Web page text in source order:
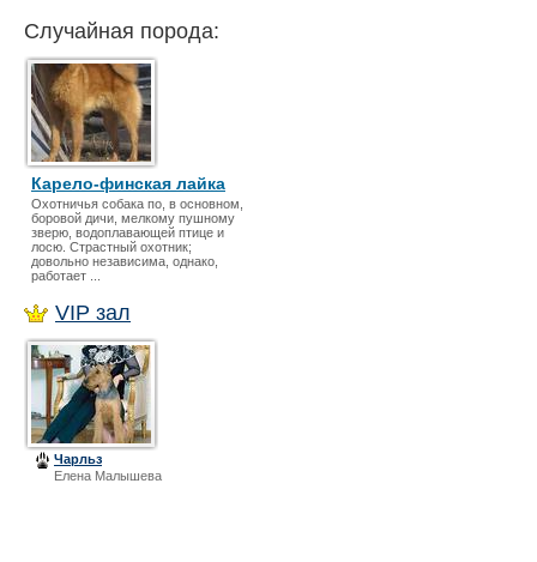
Случайная порода:
Карело-финская лайка
Охотничья собака по, в основном,
боровой дичи, мелкому пушному
зверю, водоплавающей птице и
лосю. Страстный охотник;
довольно независима, однако,
работает ...
VIP зал
Чарльз
Елена Малышева